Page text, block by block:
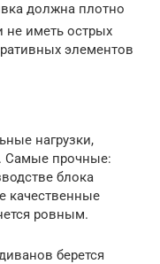
должна плотно
не иметь острых
элементов
нагрузки,
Самые прочные:
блока
качественные
ровным.
берется